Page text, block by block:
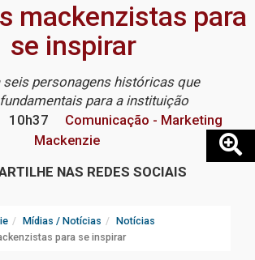
mackenzistas para
se inspirar
seis personagens históricas que
para a instituição
10h37
Comunicação - Marketing
Mackenzie
NAS REDES SOCIAIS
Mídias / Notícias
Notícias
para se inspirar